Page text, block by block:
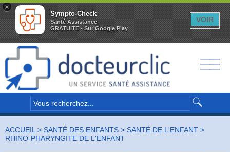
×
Sympto-Check
Santé Assistance
GRATUITE - Sur Google Play
VOIR
__
__
ACCUEIL> SANTÉ DES ENFANTS > SANTÉ DE L'ENFANT >
RHINO-PHARYNGITE DE L'ENFANT